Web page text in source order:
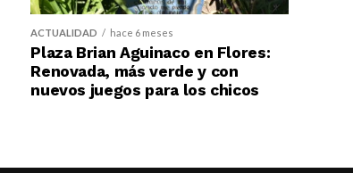
ACTUALIDAD hace 6 meses
Plaza Brian Aguinaco en Flores:
Renovada, más verde y con
nuevos juegos para los chicos